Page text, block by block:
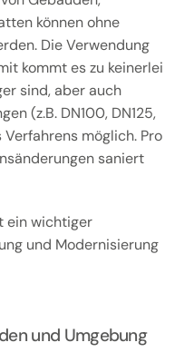
können ohne
Die Verwendung
kommt es zu keinerlei
sind, aber auch
(z.B. DN100, DN125,
möglich. Pro
saniert
ein wichtiger
und Modernisierung
und Umgebung